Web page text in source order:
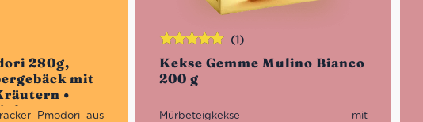
280g,
mit
•
Pmodori aus
Kekse Gemme Mulino Bianco
200 g
(1)
Mürbeteigkekse mit
Bewertet
mit5.00 von
5